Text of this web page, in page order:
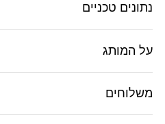
נתונים טכניים
על המותג
משלוחים